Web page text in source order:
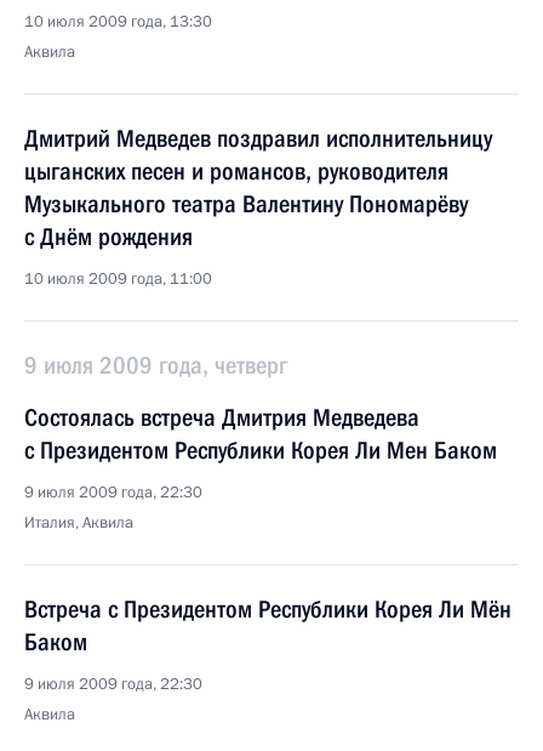
10 июля 2009 года, 13:30
Аквила
Дмитрий Медведев поздравил исполнительницу
цыганских песен и романсов, руководителя
Музыкального театра Валентину Пономарёву
с Днём рождения
10 июля 2009 года, 11:00
9 июля 2009 года, четверг
Состоялась встреча Дмитрия Медведева
с Президентом Республики Корея Ли Мен Баком
9 июля 2009 года, 22:30
Италия, Аквила
Встреча с Президентом Республики Корея Ли Мён
Баком
9 июля 2009 года, 22:30
Аквила